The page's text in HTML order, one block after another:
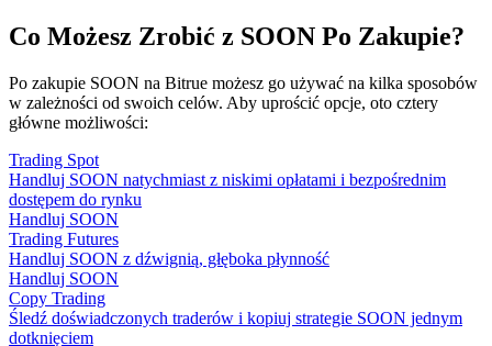
Co Możesz Zrobić z SOON Po Zakupie?
Po zakupie SOON na Bitrue możesz go używać na kilka sposobów
w zależności od swoich celów. Aby uprościć opcje, oto cztery
główne możliwości:
Trading Spot
Handluj SOON natychmiast z niskimi opłatami i bezpośrednim
dostępem do rynku
Handluj SOON
Trading Futures
Handluj SOON z dźwignią, głęboka płynność
Handluj SOON
Copy Trading
Śledź doświadczonych traderów i kopiuj strategie SOON jednym
dotknięciem